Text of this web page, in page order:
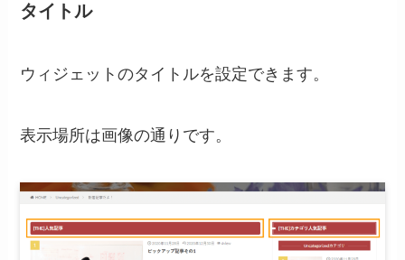
タイトル
ウィジェットのタイトルを設定できます。
表示場所は画像の通りです。